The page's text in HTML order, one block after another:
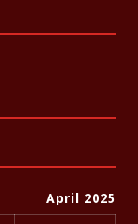
April 2025